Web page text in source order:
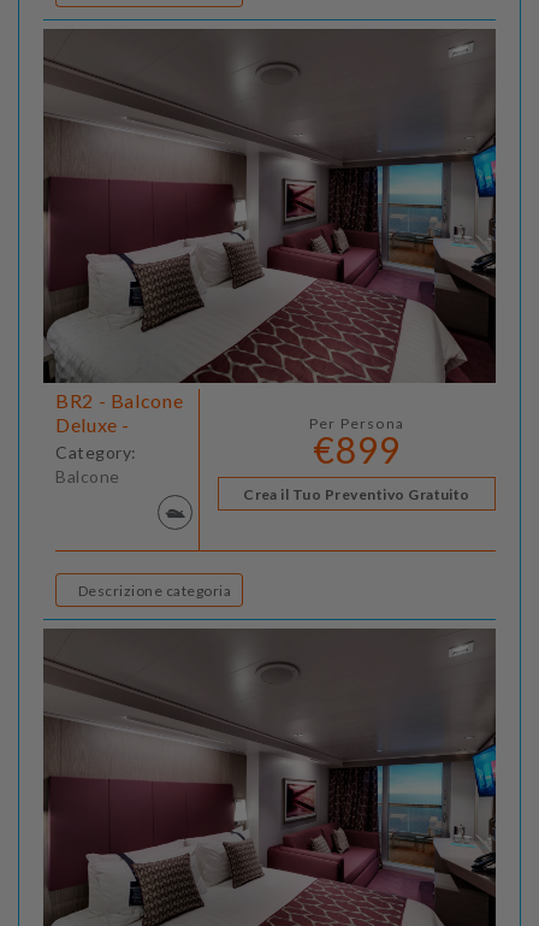
BR2 - Balcone
Deluxe -
Category:
Balcone
Per Persona
€899
Crea il Tuo Preventivo Gratuito
Descrizione categoria